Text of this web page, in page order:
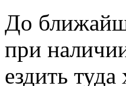
До
при
ездить